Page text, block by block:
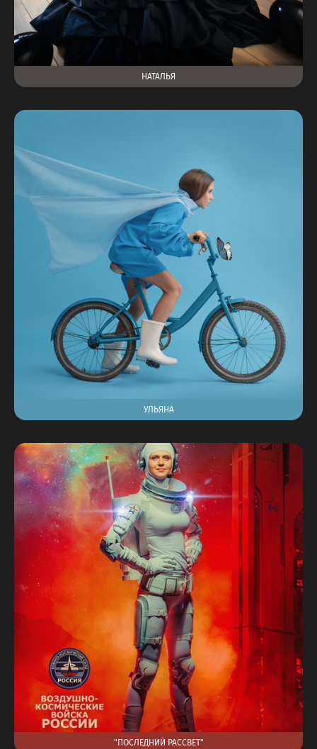
НАТАЛЬЯ
УЛЬЯНА
"ПОСЛЕДНИЙ РАССВЕТ"